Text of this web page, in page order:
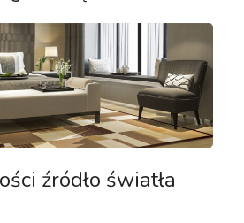
źródło światła